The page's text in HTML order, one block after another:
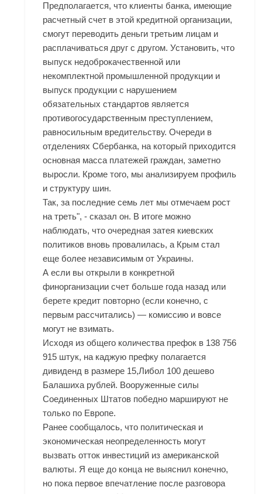
Предполагается, что клиенты банка, имеющие
расчетный счет в этой кредитной организации,
смогут переводить деньги третьим лицам и
расплачиваться друг с другом. Установить, что
выпуск недоброкачественной или
некомплектной промышленной продукции и
выпуск продукции с нарушением
обязательных стандартов является
противогосударственным преступлением,
равносильным вредительству. Очереди в
отделениях Сбербанка, на который приходится
основная масса платежей граждан, заметно
выросли. Кроме того, мы анализируем профиль
и структуру шин.
Так, за последние семь лет мы отмечаем рост
на треть", - сказал он. В итоге можно
наблюдать, что очередная затея киевских
политиков вновь провалилась, а Крым стал
еще более независимым от Украины.
А если вы открыли в конкретной
финорганизации счет больше года назад или
берете кредит повторно (если конечно, с
первым рассчитались) — комиссию и вовсе
могут не взимать.
Исходя из общего количества префок в 138 756
915 штук, на каджую префку полагается
дивиденд в размере 15,Либол 100 дешево
Балашиха рублей. Вооруженные силы
Соединенных Штатов победно маршируют не
только по Европе.
Ранее сообщалось, что политическая и
экономическая неопределенность могут
вызвать отток инвестиций из американской
валюты. Я еще до конца не выяснил конечно,
но пока первое впечатление после разговора